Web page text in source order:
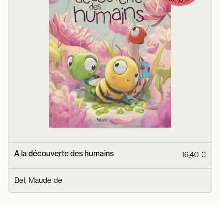
A la découverte des humains 16,40 €
Bel, Maude de